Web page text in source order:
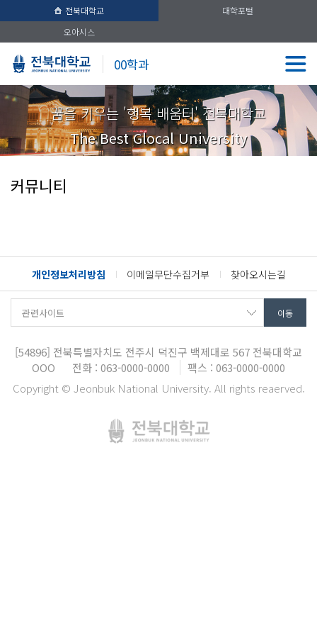
전북대학교
대학포털
오아시스
00학과
꿈을 키우는 '행복 배움터' 전북대학교
The Best Glocal University
커뮤니티
개인정보처리방침 이메일무단수집거부 찾아오시는길
[54896] 전북특별자치도 전주시 덕진구 백제대로 567 전북대학교
OOO
전화 : 063-0000-0000
팩스 : 063-0000-0000
Copyright © Jeonbuk National University. All rights reaerved.